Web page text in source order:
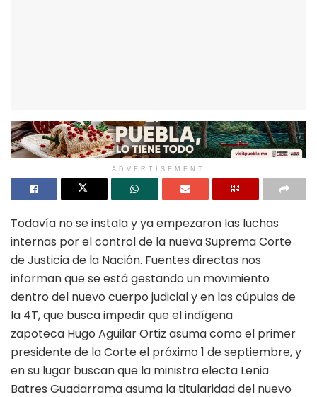
ADVERTISEMENT
Todavía no se instala y ya empezaron las luchas
internas por el control de la nueva Suprema Corte
de Justicia de la Nación. Fuentes directas nos
informan que se está gestando un movimiento
dentro del nuevo cuerpo judicial y en las cúpulas de
la 4T, que busca impedir que el indígena
zapoteca Hugo Aguilar Ortiz asuma como el primer
presidente de la Corte el próximo 1 de septiembre, y
en su lugar buscan que la ministra electa Lenia
Batres Guadarrama asuma la titularidad del nuevo